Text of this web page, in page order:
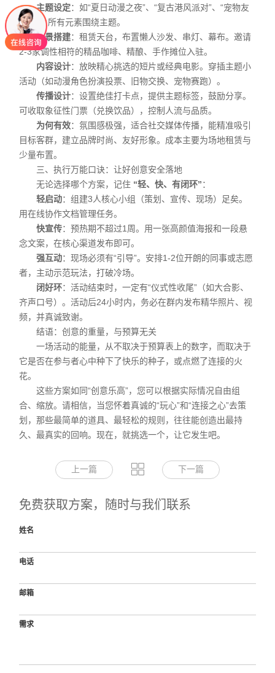
主题设定：如“夏日动漫之夜”、“复古港风派对”、“宠物友
好日”。所有元素围绕主题。
场景搭建：租赁天台，布置懒人沙发、串灯、幕布。邀请
2-3家调性相符的精品咖啡、精酿、手作摊位入驻。
内容设计：放映精心挑选的短片或经典电影。穿插主题小
活动（如动漫角色扮演投票、旧物交换、宠物赛跑）。
传播设计：设置绝佳打卡点，提供主题标签，鼓励分享。
可收取象征性门票（兑换饮品），控制人流与品质。
为何有效：氛围感极强，适合社交媒体传播，能精准吸引
目标客群，建立品牌时尚、友好形象。成本主要为场地租赁与
少量布置。
三、执行万能口诀：让好创意安全落地
无论选择哪个方案，记住 “轻、快、有闭环”：
轻启动：组建3人核心小组（策划、宣传、现场）足矣。
用在线协作文档管理任务。
快宣传：预热期不超过1周。用一张高颜值海报和一段悬
念文案，在核心渠道发布即可。
强互动：现场必须有“引导”。安排1-2位开朗的同事或志愿
者，主动示范玩法，打破冷场。
闭好环：活动结束时，一定有“仪式性收尾”（如大合影、
齐声口号）。活动后24小时内，务必在群内发布精华照片、视
频，并真诚致谢。
结语：创意的重量，与预算无关
一场活动的能量，从不取决于预算表上的数字，而取决于
它是否在参与者心中种下了快乐的种子，或点燃了连接的火
花。
这些方案如同“创意乐高”，您可以根据实际情况自由组
合、缩放。请相信，当您怀着真诚的“玩心”和“连接之心”去策
划，那些最简单的道具、最轻松的规则，往往能创造出最持
久、最真实的回响。现在，就挑选一个，让它发生吧。
上一篇 下一篇
免费获取方案，随时与我们联系
姓名
电话
邮箱
需求